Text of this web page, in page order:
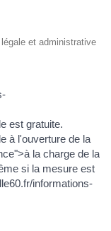
et administrative
est gratuite.
à l'ouverture de la
la charge de la
si la mesure est
informations-